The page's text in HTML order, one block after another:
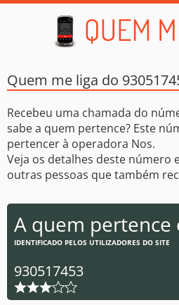
Quem me liga do
Recebeu uma chamada do
sabe a quem pertence? Este
pertencer à operadora Nos.
Veja os detalhes deste número
outras pessoas que também
A quem
IDENTIFICADO PELOS UTILIZADORES DO SITE
930517453